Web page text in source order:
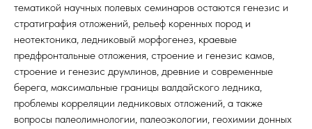
тематикой научных полевых семинаров остаются генезис и
стратиграфия отложений, рельеф коренных пород и
неотектоника, ледниковый морфогенез, краевые
предфронтальные отложения, строение и генезис камов,
строение и генезис друмлинов, древние и современные
берега, максимальные границы валдайского ледника,
проблемы корреляции ледниковых отложений, а также
вопросы палеолимнологии, палеоэкологии, геохимии донных